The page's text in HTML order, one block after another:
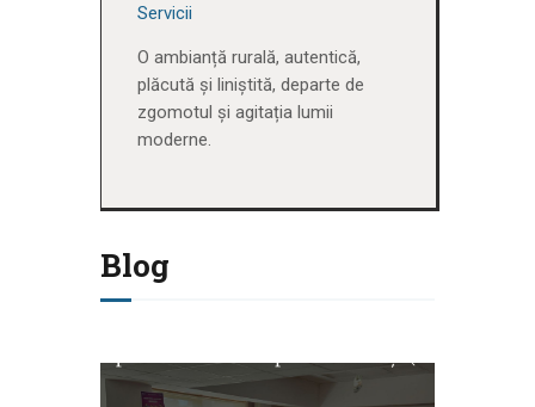
Servicii
O ambianță rurală, autentică,
plăcută și liniștită, departe de
zgomotul și agitația lumii
moderne.
Blog